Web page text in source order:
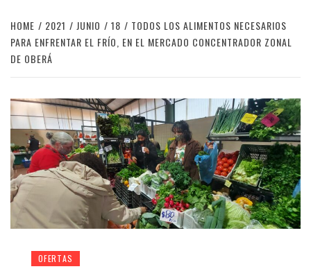
HOME 2021 JUNIO 18
TODOS LOS ALIMENTOS NECESARIOS
PARA ENFRENTAR EL FRÍO, EN EL MERCADO CONCENTRADOR ZONAL
DE OBERÁ
OFERTAS